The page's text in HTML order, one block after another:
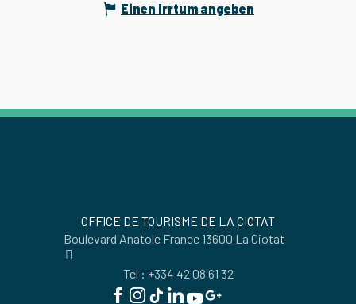
Einen Irrtum angeben
OFFICE DE TOURISME DE LA CIOTAT
Boulevard Anatole France 13600 La Ciotat
Tel : +334 42 08 61 32